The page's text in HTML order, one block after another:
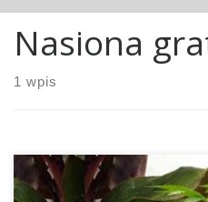
Nasiona
1 wpis